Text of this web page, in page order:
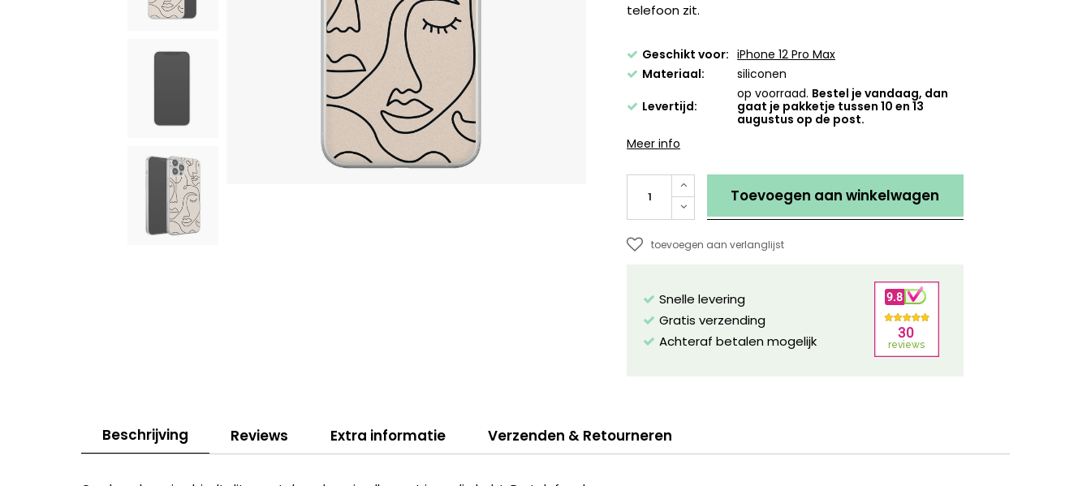
telefoon zit.
Geschikt voor: iPhone 12 Pro Max
Materiaal:
siliconen
Levertijd:
op voorraad. Bestel je vandaag, dan
gaat je pakketje tussen 10 en 13
augustus op de post.
Meer info
Toevoegen aan winkelwagen
toevoegen aan verlanglijst
Snelle levering
Gratis verzending
Achteraf betalen mogelijk
Beschrijving Reviews Extra informatie Verzenden & Retourneren